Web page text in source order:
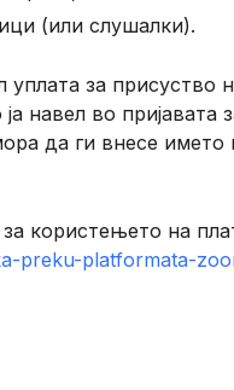
(или слушалки).
уплата за присуство
навел во
да ги внесе името
користењето на
preku-platformata-